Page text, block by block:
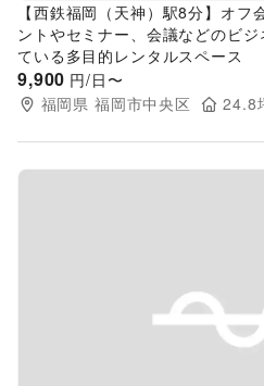
【西鉄福岡（天神）駅8分】オ
ントやセミナー、会議などのビ
ている多目的レンタルスペース
9,900 円/日〜
福岡県 福岡市中央区 24.8
Previous slide